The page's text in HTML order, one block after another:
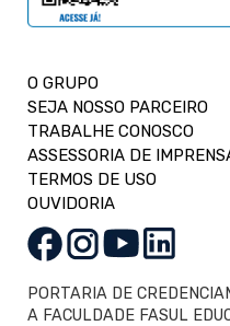
O GRUPO
SEJA NOSSO PARCEIRO
TRABALHE CONOSCO
ASSESSORIA DE
TERMOS DE USO
OUVIDORIA
PORTARIA DE
A FACULDADE FASUL